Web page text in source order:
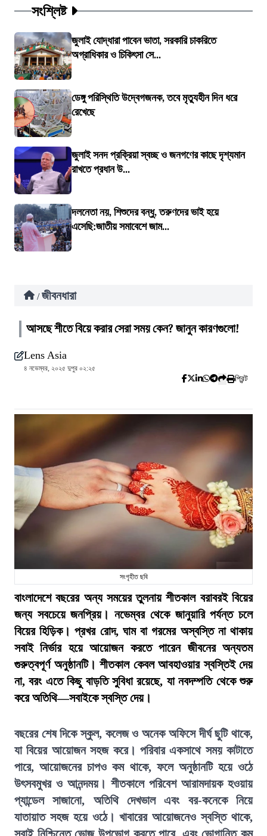
সংশ্লিষ্ট
জুলাই যোদ্ধারা পাবেন ভাতা, সরকারি চাকরিতে
অগ্রাধিকার ও চিকিৎসা সে...
ডেঙ্গু পরিস্থিতি উদ্বেগজনক, তবে মৃত্যুহীন দিন ধরে
রেখেছে
জুলাই সনদ প্রক্রিয়া স্বচ্ছ ও জনগণের কাছে দৃশ্যমান
রাখতে প্রধান উ...
দলনেতা নয়, শিশুদের বন্ধু, তরুণদের ভাই হয়ে
এসেছি:জাতীয় সমাবেশে জাম...
/ জীবনধারা
আসছে শীতে বিয়ে করার সেরা সময় কেন? জানুন কারণগুলো!
Lens Asia
৪ নভেম্বর, ২০২৫ দুপুর ০২:২৫
প্রিন্ট
সংগৃহীত ছবি
বাংলাদেশে বছরের অন্য সময়ের তুলনায় শীতকাল বরাবরই বিয়ের
জন্য সবচেয়ে জনপ্রিয়। নভেম্বর থেকে জানুয়ারি পর্যন্ত চলে
বিয়ের হিড়িক। প্রখর রোদ, ঘাম বা গরমের অস্বস্তি না থাকায়
সবাই নির্ভার হয়ে আয়োজন করতে পারেন জীবনের অন্যতম
গুরুত্বপূর্ণ অনুষ্ঠানটি। শীতকাল কেবল আবহাওয়ার স্বস্তিই দেয়
না, বরং এতে কিছু বাড়তি সুবিধা রয়েছে, যা নবদম্পতি থেকে শুরু
করে অতিথি—সবাইকে স্বস্তি দেয়।
বছরের শেষ দিকে স্কুল, কলেজ ও অনেক অফিসে দীর্ঘ ছুটি থাকে,
যা বিয়ের আয়োজন সহজ করে। পরিবার একসাথে সময় কাটাতে
পারে, আয়োজনের চাপও কম থাকে, ফলে অনুষ্ঠানটি হয়ে ওঠে
উৎসবমুখর ও আনন্দময়। শীতকালে পরিবেশ আরামদায়ক হওয়ায়
প্যান্ডেল সাজানো, অতিথি দেখভাল এবং বর-কনেকে নিয়ে
যাতায়াত সহজ হয়ে ওঠে। খাবারের আয়োজনেও স্বস্তি থাকে,